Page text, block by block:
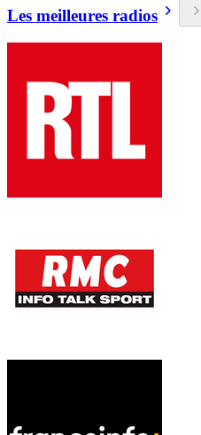
Les meilleures radios